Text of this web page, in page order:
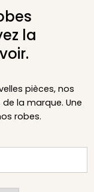
la
pièces, nos
la marque. Une
robes.